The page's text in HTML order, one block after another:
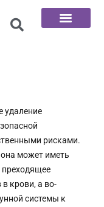
удаление
рисками.
может иметь
преходящее
крови, а во-
системы к